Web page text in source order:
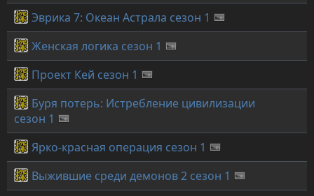
Эврика 7: Океан Астрала сезон 1
Женская логика сезон 1
Проект Кей сезон 1
Буря потерь: Истребление цивилизации
сезон 1
Ярко-красная операция сезон 1
Выжившие среди демонов 2 сезон 1